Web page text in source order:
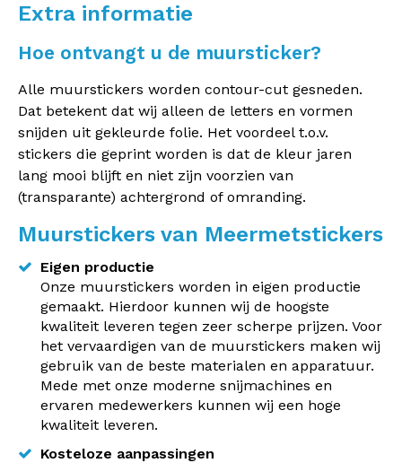
Extra informatie
Hoe ontvangt u de muursticker?
Alle muurstickers worden contour-cut gesneden.
Dat betekent dat wij alleen de letters en vormen
snijden uit gekleurde folie. Het voordeel t.o.v.
stickers die geprint worden is dat de kleur jaren
lang mooi blijft en niet zijn voorzien van
(transparante) achtergrond of omranding.
Muurstickers van Meermetstickers
Eigen productie
Onze muurstickers worden in eigen productie
gemaakt. Hierdoor kunnen wij de hoogste
kwaliteit leveren tegen zeer scherpe prijzen. Voor
het vervaardigen van de muurstickers maken wij
gebruik van de beste materialen en apparatuur.
Mede met onze moderne snijmachines en
ervaren medewerkers kunnen wij een hoge
kwaliteit leveren.
Kosteloze aanpassingen